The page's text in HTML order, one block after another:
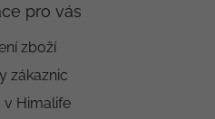
pro vás
zboží
zákaznic
v Himalife